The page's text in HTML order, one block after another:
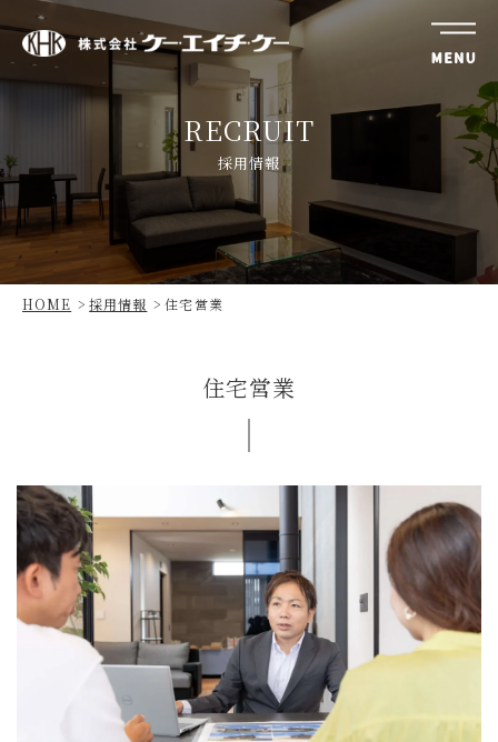
株
ケ
ー・
エ
チ・
ケ
RECRUIT
採用情報
HOME 採用情報 住宅営業
住宅営業